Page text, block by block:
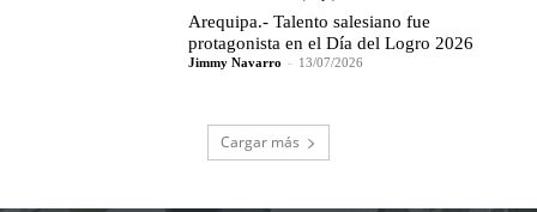
Arequipa.- Talento salesiano fue
protagonista en el Día del Logro 2026
Jimmy Navarro - 13/07/2026
Cargar más